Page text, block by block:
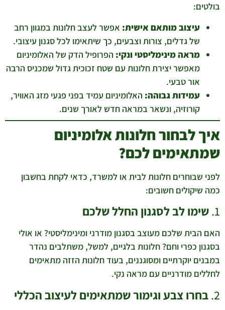
בולטים:
עיצוב מותאם אישית: אפשר לעצב חלונות במגוון רחב
של גדלים, צורות וצבעים, כך שיתאימו לכל סגנון עיצובי.
מראה מינימליסטי ונקי: הפרופיל הדק של האלומיניום
מאפשר יצירת חלונות עם שטח זכוכית גדול שמכניס הרבה
אור טבעי.
עמידות גבוהה: האלומיניום עמיד בפני פגעי מזג האוויר,
קורוזיה, ונשאר במראה חדש לאורך שנים.
איך לבחור חלונות אלומיניום
שמתאימים לכם?
לפני שבוחרים חלונות לבית או למשרד, כדאי לקחת בחשבון
כמה שיקולים חשובים:
1. שימו לב לסגנון החלל שלכם
האם הבית שלכם מעוצב בסגנון מודרני ומינימליסטי? או אולי
בסגנון כפרי וחם? חלונות בלגיים, למשל, משתלבים נהדר
במבנים יוקרתיים ומסוגננים, בעוד חלונות הזזה מתאימים
לחללים מודרניים עם מראה נקי.
2. בחרו צבע וגימור שמתאימים לעיצוב הכללי